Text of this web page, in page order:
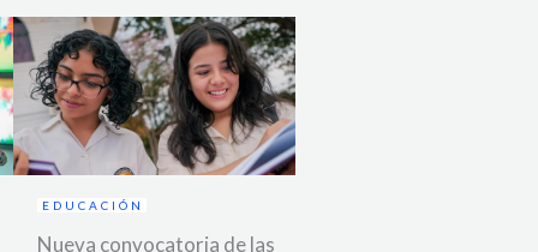
EDUCACIÓN
Nueva convocatoria de las